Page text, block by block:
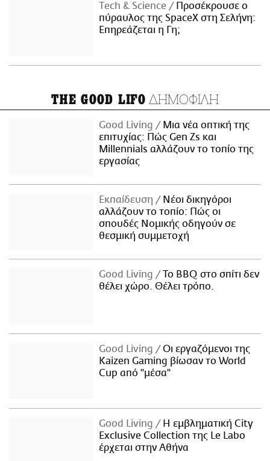
Τech & Science
Προσέκρουσε ο
πύραυλος της SpaceX στη Σελήνη:
Επηρεάζεται η Γη;
THE GOOD LIFO ΔΗΜΟΦΙΛΗ
Good Living
Μια νέα οπτική της
επιτυχίας: Πώς Gen Zs και
Millennials αλλάζουν το τοπίο της
εργασίας
Εκπαίδευση
Νέοι δικηγόροι
αλλάζουν το τοπίο: Πώς οι
σπουδές Νομικής οδηγούν σε
θεσμική συμμετοχή
Good Living
Το BBQ στο σπίτι δεν
θέλει χώρο. Θέλει τρόπο.
Good Living
Οι εργαζόμενοι της
Kaizen Gaming βίωσαν το World
Cup από "μέσα"
Good Living
Η εμβληματική City
Exclusive Collection της Le Labo
έρχεται στην Αθήνα